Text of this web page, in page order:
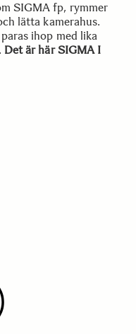
SIGMA fp, rymmer
lätta kamerahus.
ihop med lika
Det är här SIGMA I